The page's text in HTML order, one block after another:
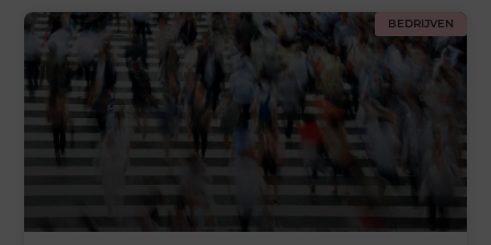
BEDRIJVEN